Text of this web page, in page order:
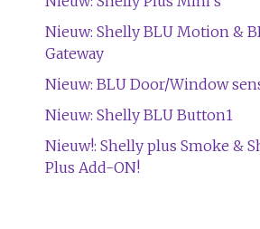
Nieuw: Shelly BLU Motion &
Gateway
Nieuw: BLU Door/Window
Nieuw: Shelly BLU Button1
Nieuw!: Shelly plus Smoke &
Plus Add-ON!